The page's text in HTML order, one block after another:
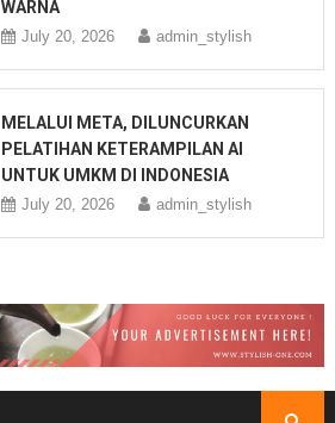
WARNA
July 20, 2026 admin_stylish
MELALUI META, DILUNCURKAN
PELATIHAN KETERAMPILAN AI
UNTUK UMKM DI INDONESIA
July 20, 2026 admin_stylish